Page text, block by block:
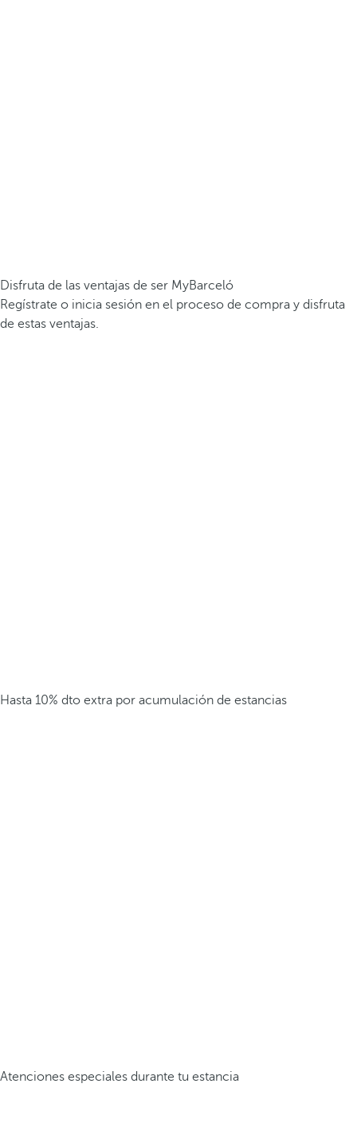
Disfruta de las ventajas de ser MyBarceló
Regístrate o inicia sesión en el proceso de compra y disfruta
de estas ventajas.
Hasta 10% dto extra por acumulación de estancias
Atenciones especiales durante tu estancia